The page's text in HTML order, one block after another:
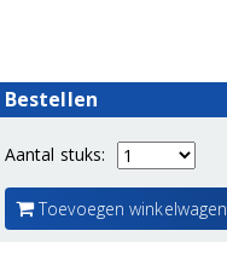
Bestellen
Aantal stuks:
Toevoegen winkelwagen